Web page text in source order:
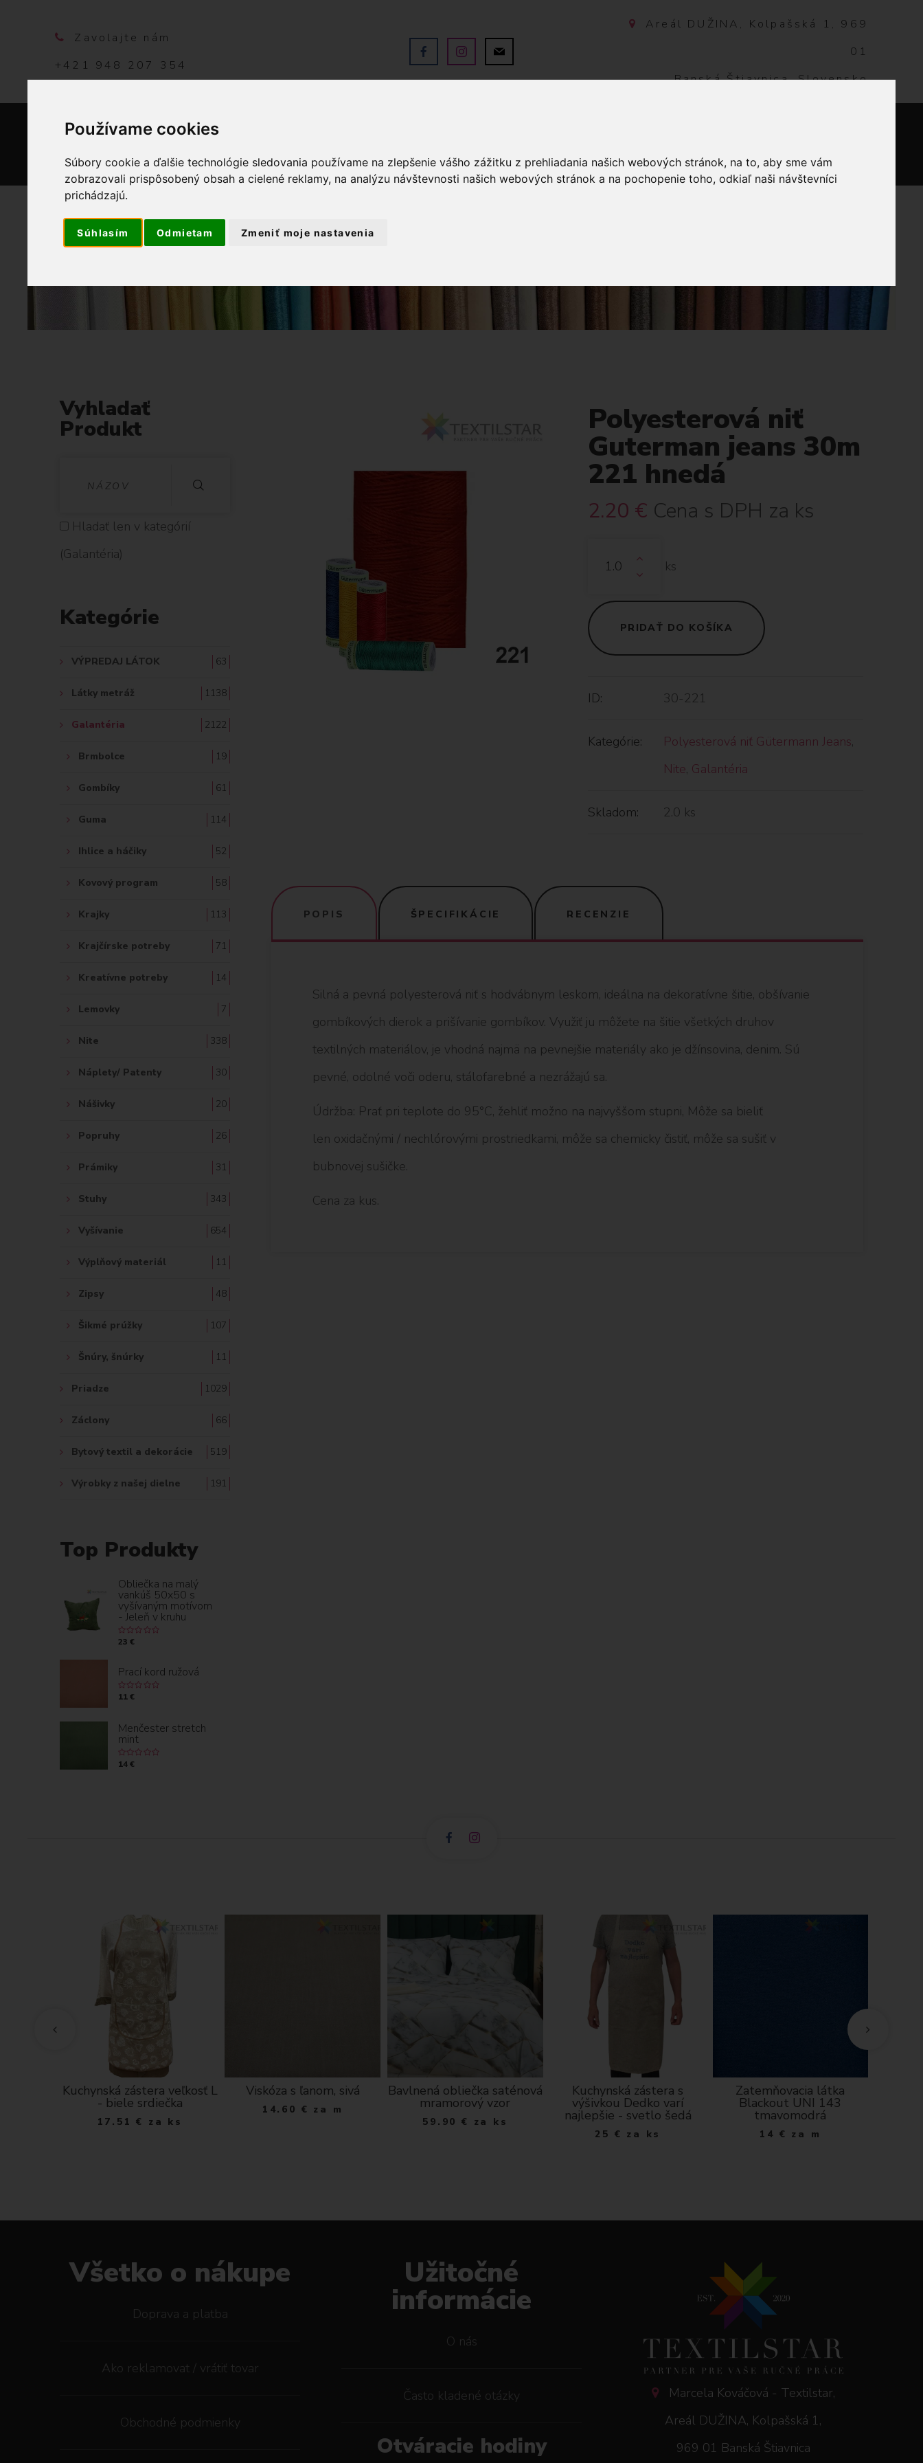
Používame cookies
Súbory cookie a ďalšie technológie sledovania používame na zlepšenie vášho zážitku z prehliadania našich webových stránok, na to, aby sme vám
zobrazovali prispôsobený obsah a cielené reklamy, na analýzu návštevnosti našich webových stránok a na pochopenie toho, odkiaľ naši návštevníci
prichádzajú.
Súhlasím Odmietam Zmeniť moje nastavenia
Zavolajte nám
+421 948 207 354
Areál DUŽINA, Kolpašská 1, 969
01
Banská Štiavnica, Slovensko
Polyesterová niť
Guterman jeans 30m
221 hnedá
2.20 € Cena s DPH za ks
ks
PRIDAŤ DO KOŠÍKA
ID: 30-221
Kategórie: Polyesterová niť Gütermann Jeans,
Nite, Galantéria
Skladom: 2.0 ks
POPIS ŠPECIFIKÁCIE RECENZIE
Silná a pevná polyesterová niť s hodvábnym leskom, ideálna na dekoratívne šitie, obšívanie
gombíkových dierok a prišívanie gombíkov. Využiť ju môžete na šitie všetkých druhov
textilných materiálov, je vhodná najmä na pevnejšie materiály ako je džínsovina, denim. Sú
pevné, odolné voči oderu, stálofarebné a nezrážajú sa.
Údržba: Prať pri teplote do 95°C, žehliť možno na najvyššom stupni, Môže sa bieliť
len oxidačnými / nechlórovými prostriedkami, môže sa chemicky čistiť, môže sa sušiť v
bubnovej sušičke.
Cena za kus.
Vyhladať
Produkt
H
L
D
Ť
:
Hladať len v kategórií
(Galantéria)
Kategórie
VÝPREDAJ LÁTOK 63
Látky metráž 1138
Galantéria 2122
Brmbolce 19
Gombíky 61
Guma 114
Ihlice a háčiky 52
Kovový program 58
Krajky 113
Krajčírske potreby 71
Kreatívne potreby 14
Lemovky 7
Nite 338
Náplety/ Patenty 30
Nášivky 20
Popruhy 26
Prámiky 31
Stuhy 343
Vyšívanie 654
Výplňový materiál 11
Zipsy 48
Šikmé prúžky 107
Šnúry, šnúrky 11
Priadze 1029
Záclony 66
Bytový textil a dekorácie 519
Výrobky z našej dielne 191
Top Produkty
Obliečka na malý
vankúš 50x50 s
vyšívaným motívom
- Jeleň v kruhu
23 €
Prací kord ružová
11 €
Menčester stretch
mint
14 €
Kuchynská zástera veľkosť L
- biele srdiečka
17.51 € za ks
Viskóza s ľanom, sivá
14.60 € za m
Bavlnená obliečka saténová
mramorový vzor
59.90 € za ks
Kuchynská zástera s
výšivkou Dedko varí
najlepšie - svetlo šedá
25 € za ks
Zatemňovacia látka
Blackout UNI 143
tmavomodrá
14 € za m
Marcela Kováčová - Textilstar,
Areál DUŽINA, Kolpašská 1,
969 01 Banská Štiavnica
Všetko o nákupe
Doprava a platba
Ako reklamovat / vrátiť tovar
Obchodné podmienky
Užitočné
informácie
O nás
Často kladené otázky
Otváracie hodiny